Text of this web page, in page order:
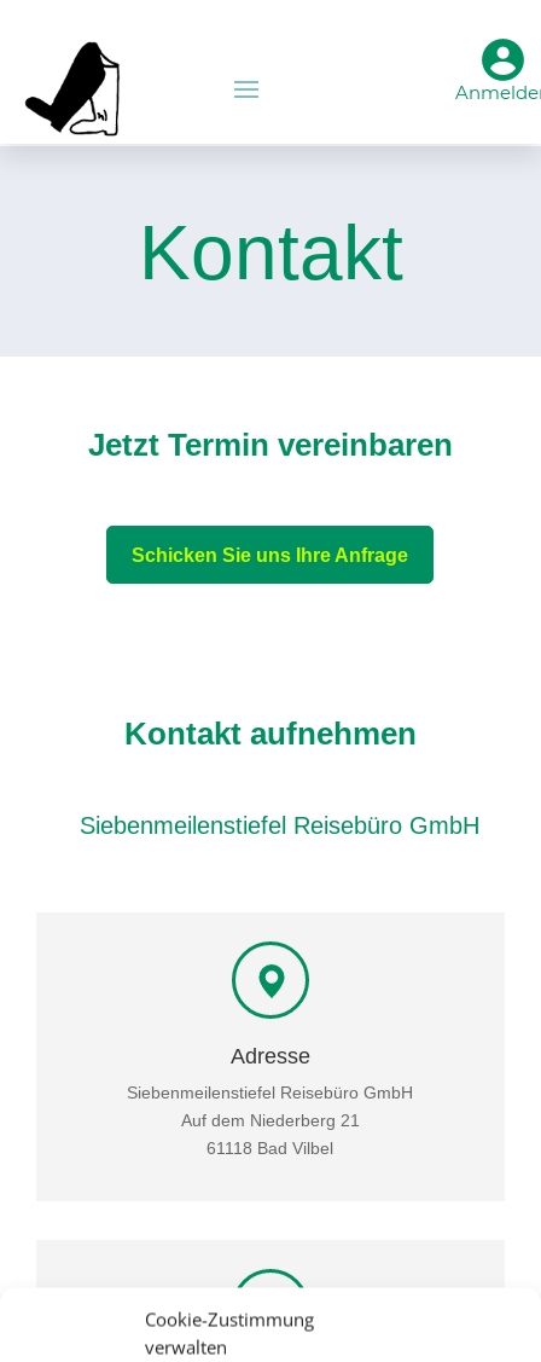
Cookie-Zustimmung
verwalten
Kontakt
Jetzt Termin vereinbaren
Schicken Sie uns Ihre Anfrage
Kontakt aufnehmen
Siebenmeilenstiefel Reisebüro GmbH
Adresse
Siebenmeilenstiefel Reisebüro GmbH
Auf dem Niederberg 21
61118 Bad Vilbel